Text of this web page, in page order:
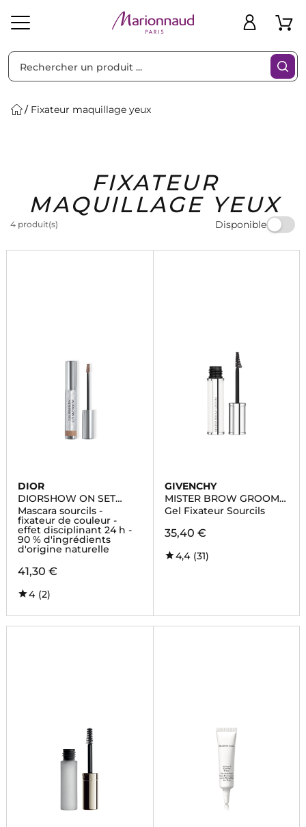
Homme Marques Idées
Cadeaux
Fixateur maquillage yeux
FIXATEUR
MAQUILLAGE YEUX
4 produit(s) Disponible
Filtres
DIOR
DIORSHOW ON SET
BROW
Mascara sourcils -
fixateur de couleur -
effet disciplinant 24 h -
90 % d'ingrédients
d'origine naturelle
41,30 €
4 (2)
GIVENCHY
MISTER BROW GROOM
MASCARA SOURCILS
Gel Fixateur Sourcils
35,40 €
4,4 (31)